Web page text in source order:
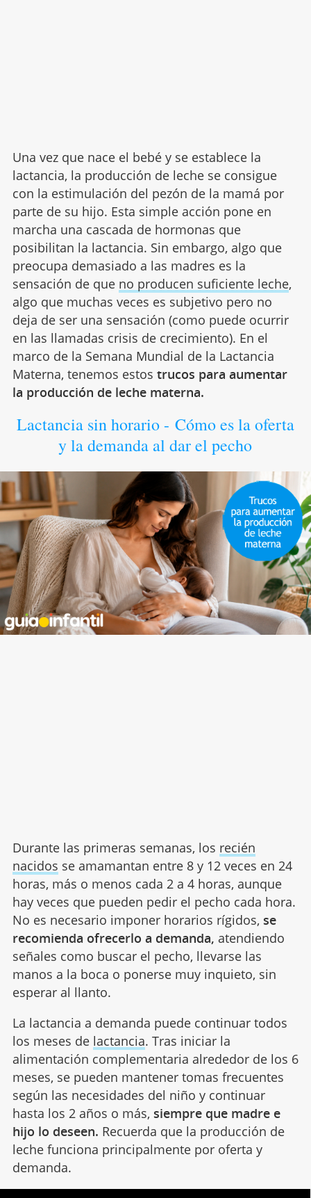
Una vez que nace el bebé y se establece la
lactancia, la producción de leche se consigue
con la estimulación del pezón de la mamá por
parte de su hijo. Esta simple acción pone en
marcha una cascada de hormonas que
posibilitan la lactancia. Sin embargo, algo que
preocupa demasiado a las madres es la
sensación de que no producen suficiente leche,
algo que muchas veces es subjetivo pero no
deja de ser una sensación (como puede ocurrir
en las llamadas crisis de crecimiento). En el
marco de la Semana Mundial de la Lactancia
Materna, tenemos estos trucos para aumentar
la producción de leche materna.
Lactancia sin horario - Cómo es la oferta
y la demanda al dar el pecho
Durante las primeras semanas, los recién
nacidos se amamantan entre 8 y 12 veces en 24
horas, más o menos cada 2 a 4 horas, aunque
hay veces que pueden pedir el pecho cada hora.
No es necesario imponer horarios rígidos, se
recomienda ofrecerlo a demanda, atendiendo
señales como buscar el pecho, llevarse las
manos a la boca o ponerse muy inquieto, sin
esperar al llanto.
La lactancia a demanda puede continuar todos
los meses de lactancia. Tras iniciar la
alimentación complementaria alrededor de los 6
meses, se pueden mantener tomas frecuentes
según las necesidades del niño y continuar
hasta los 2 años o más, siempre que madre e
hijo lo deseen. Recuerda que la producción de
leche funciona principalmente por oferta y
demanda.